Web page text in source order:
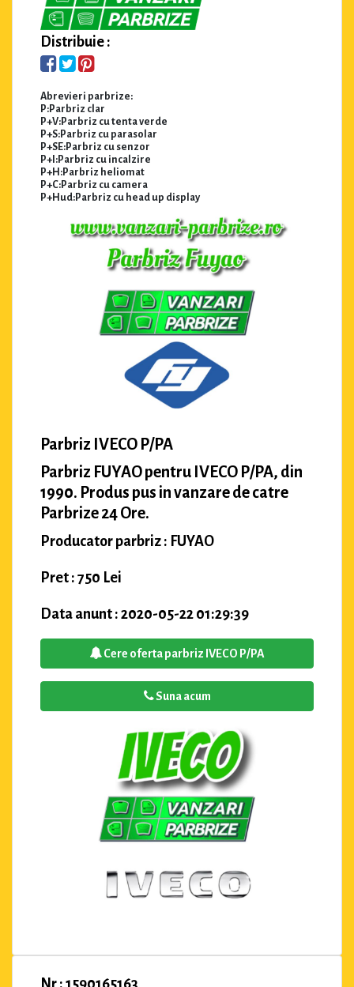
Distribuie :
Abrevieri parbrize:
P:Parbriz clar
P+V:Parbriz cu tenta verde
P+S:Parbriz cu parasolar
P+SE:Parbriz cu senzor
P+I:Parbriz cu incalzire
P+H:Parbriz heliomat
P+C:Parbriz cu camera
P+Hud:Parbriz cu head up display
Parbriz IVECO P/PA
Parbriz FUYAO pentru IVECO P/PA, din
1990. Produs pus in vanzare de catre
Parbrize 24 Ore.
Producator parbriz : FUYAO
Pret : 750 Lei
Data anunt : 2020-05-22 01:29:39
Cere oferta parbriz IVECO P/PA
Suna acum
Nr : 1590165163